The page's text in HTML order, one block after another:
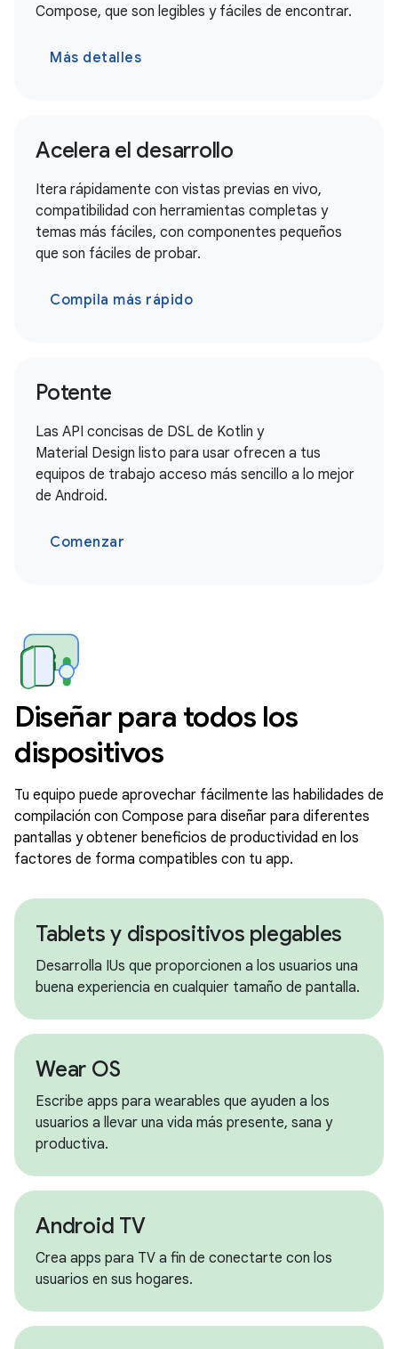
Compose, que son legibles y fáciles de encontrar.
Más detalles
Acelera el desarrollo
Itera rápidamente con vistas previas en vivo,
compatibilidad con herramientas completas y
temas más fáciles, con componentes pequeños
que son fáciles de probar.
Compila más rápido
Potente
Las API concisas de DSL de Kotlin y
Material Design listo para usar ofrecen a tus
equipos de trabajo acceso más sencillo a lo mejor
de Android.
Comenzar
Diseñar para todos los
dispositivos
Tu equipo puede aprovechar fácilmente las habilidades de
compilación con Compose para diseñar para diferentes
pantallas y obtener beneficios de productividad en los
factores de forma compatibles con tu app.
Tablets y dispositivos plegables
Desarrolla IUs que proporcionen a los usuarios una
buena experiencia en cualquier tamaño de pantalla.
Wear OS
Escribe apps para wearables que ayuden a los
usuarios a llevar una vida más presente, sana y
productiva.
Android TV
Crea apps para TV a fin de conectarte con los
usuarios en sus hogares.